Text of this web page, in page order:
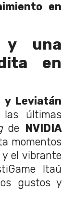
en
y una
en
y Leviatán
últimas
de NVIDIA
momentos
el vibrante
Itaú
gustos y